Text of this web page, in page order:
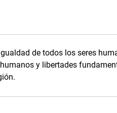
de todos los seres
y libertades